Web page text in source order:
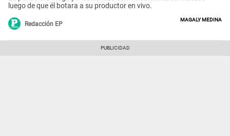
luego de que él botara a su productor en vivo.
Redacción EP
Magaly Medina